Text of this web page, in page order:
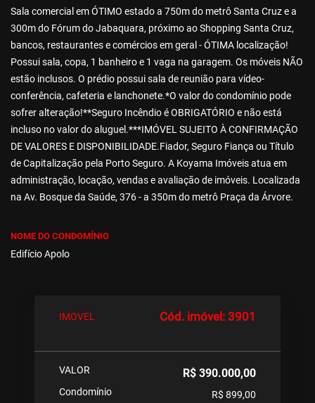
Sala comercial em ÓTIMO estado a 750m do metrô Santa Cruz e a
300m do Fórum do Jabaquara, próximo ao Shopping Santa Cruz,
bancos, restaurantes e comércios em geral - ÓTIMA localização!
Possui sala, copa, 1 banheiro e 1 vaga na garagem. Os móveis NÃO
estão inclusos. O prédio possui sala de reunião para vídeo-
conferência, cafeteria e lanchonete.*O valor do condomínio pode
sofrer alteração!**Seguro Incêndio é OBRIGATÓRIO e não está
incluso no valor do aluguel.***IMÓVEL SUJEITO À CONFIRMAÇÃO
DE VALORES E DISPONIBILIDADE.Fiador, Seguro Fiança ou Título
de Capitalização pela Porto Seguro. A Koyama Imóveis atua em
administração, locação, vendas e avaliação de imóveis. Localizada
na Av. Bosque da Saúde, 376 - a 350m do metrô Praça da Árvore.
NOME DO CONDOMÍNIO
Edifício Apolo
IMOVEL Cód. imóvel: 3901
VALOR R$ 390.000,00
Condomínio
R$ 899,00